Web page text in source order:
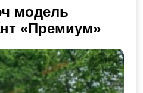
модель
«Премиум»